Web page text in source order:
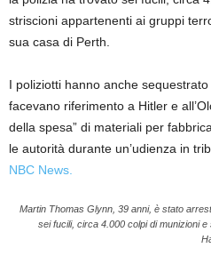
striscioni appartenenti ai gruppi
sua casa di Perth.
I poliziotti hanno anche
facevano riferimento a Hitler e
della spesa” di materiali per
le autorità durante un’udienza in
NBC News.
Martin Thomas Glynn, 39 anni, è stato
sei fucili, circa 4.000 colpi di munizioni